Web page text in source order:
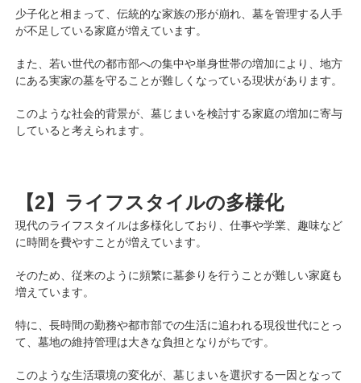
少子化と相まって、伝統的な家族の形が崩れ、墓を管理する人手
が不足している家庭が増えています。
また、若い世代の都市部への集中や単身世帯の増加により、地方
にある実家の墓を守ることが難しくなっている現状があります。
このような社会的背景が、墓じまいを検討する家庭の増加に寄与
していると考えられます。
【2】ライフスタイルの多様化
現代のライフスタイルは多様化しており、仕事や学業、趣味など
に時間を費やすことが増えています。
そのため、従来のように頻繁に墓参りを行うことが難しい家庭も
増えています。
特に、長時間の勤務や都市部での生活に追われる現役世代にとっ
て、墓地の維持管理は大きな負担となりがちです。
このような生活環境の変化が、墓じまいを選択する一因となって